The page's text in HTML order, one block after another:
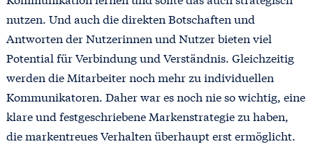
nutzen. Und auch die direkten Botschaften und
Antworten der Nutzerinnen und Nutzer bieten viel
Potential für Verbindung und Verständnis. Gleichzeitig
werden die Mitarbeiter noch mehr zu individuellen
Kommunikatoren. Daher war es noch nie so wichtig, eine
klare und festgeschriebene Markenstrategie zu haben,
die markentreues Verhalten überhaupt erst ermöglicht.